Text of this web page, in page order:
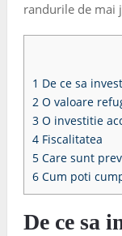
randurile de mai
1 De ce sa
2O valoare
3O investitie
4Fiscalitatea
5Care sunt
6Cum poti
De ce sa